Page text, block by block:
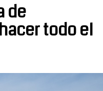
de
todo el